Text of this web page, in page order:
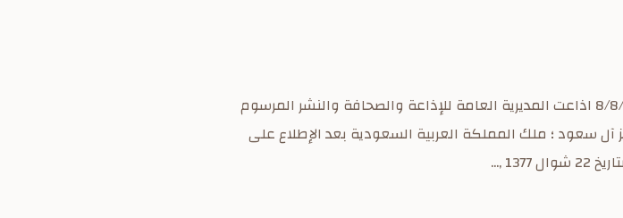
مشروع نظام المطابع والمطبوعات الرقم 15 التاريخ 8/8/1378 اذاعت المديرية العامة للإذاعة والصحافة والنشر المرسوم
آل سعود ؛ ملك المملكة العربية السعودية بعد الإطلاع على